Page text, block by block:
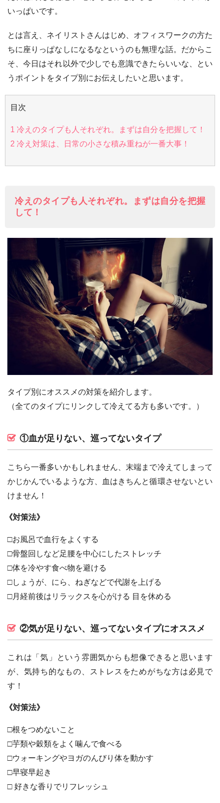
いっぱいです。
とは言え、ネイリストさんはじめ、オフィスワークの方た
ちに座りっぱなしになるなというのも無理な話。だからこ
そ、今日はそれ以外で少しでも意識できたらいいな、とい
うポイントをタイプ別にお伝えしたいと思います。
目次
1 冷えのタイプも人それぞれ。まずは自分を把握して！
2 冷え対策は、日常の小さな積み重ねが一番大事！
冷えのタイプも人それぞれ。まずは自分を把握
して！
タイプ別にオススメの対策を紹介します。
（全てのタイプにリンクして冷えてる方も多いです。）
①血が足りない、巡ってないタイプ
こちら一番多いかもしれません、末端まで冷えてしまって
かじかんでいるような方、血はきちんと循環させないとい
けません！
《対策法》
□お風呂で血行をよくする
□骨盤回しなど足腰を中心にしたストレッチ
□体を冷やす食べ物を避ける
□しょうが、にら、ねぎなどで代謝を上げる
□月経前後はリラックスを心がける 目を休める
②気が足りない、巡ってないタイプにオススメ
これは「気」という雰囲気からも想像できると思います
が、気持ち的なもの、ストレスをためがちな方は必見で
す！
《対策法》
□根をつめないこと
□芋類や穀類をよく噛んで食べる
□ウォーキングやヨガのんびり体を動かす
□早寝早起き
□ 好きな香りでリフレッシュ